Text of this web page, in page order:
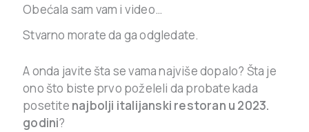
Obećala sam vam i video…
Stvarno morate da ga odgledate.
A onda javite šta se vama najviše dopalo? Šta je
ono što biste prvo poželeli da probate kada
posetite najbolji italijanski restoran u 2023.
godini?